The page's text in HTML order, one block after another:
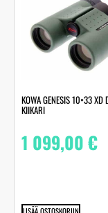
KOWA GENESIS 10×33 XD
KIIKARI
1 099,00€
LISÄÄ OSTOSKORIIN